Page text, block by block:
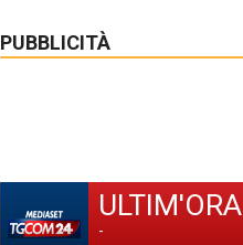
PUBBLICITÀ
ULTIM'ORA
-